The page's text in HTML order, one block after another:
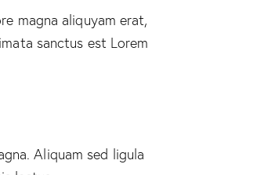
magna aliquyam erat,
sanctus est Lorem
Aliquam sed ligula